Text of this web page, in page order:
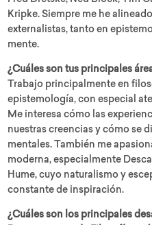
Kripke. Siempre me he
externalistas, tanto en
mente.
¿Cuáles son tus principales
Trabajo principalmente en
epistemología, con especial
Me interesa cómo las
nuestras creencias y cómo se
mentales. También me
moderna, especialmente
Hume, cuyo naturalismo y
constante de inspiración.
¿Cuáles son los principales